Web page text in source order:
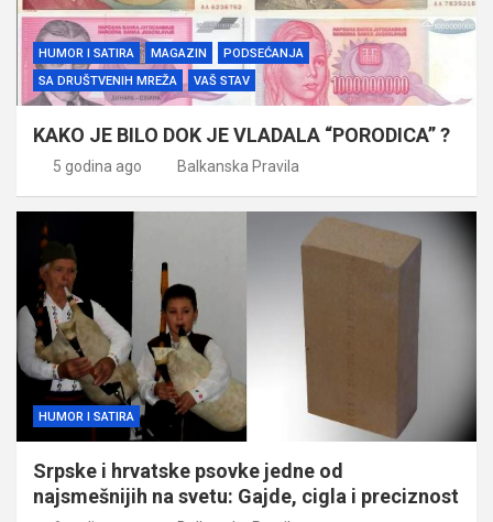
HUMOR I SATIRA MAGAZIN
PODSEĆANJA
SA DRUŠTVENIH MREŽA
VAŠ STAV
KAKO JE BILO DOK JE VLADALA “PORODICA” ?
5 godina ago Balkanska Pravila
HUMOR I SATIRA
Srpske i hrvatske psovke jedne od
najsmešnijih na svetu: Gajde, cigla i preciznost